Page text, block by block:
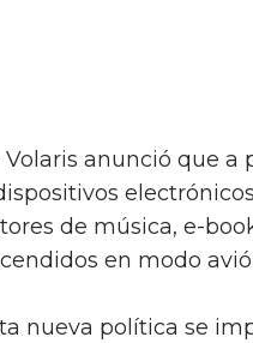
Volaris anunció que
de música, e-
en modo
nueva política se